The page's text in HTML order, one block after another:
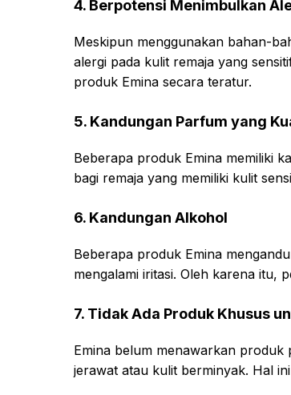
4. Berpotensi Menimbulkan
Meskipun menggunakan bahan-
alergi pada kulit remaja yang
produk Emina secara teratur.
5. Kandungan Parfum yang
Beberapa produk Emina memiliki
bagi remaja yang memiliki kulit
6. Kandungan Alkohol
Beberapa produk Emina
mengalami iritasi. Oleh karena itu,
7. Tidak Ada Produk Khusus
Emina belum menawarkan
jerawat atau kulit berminyak. Hal